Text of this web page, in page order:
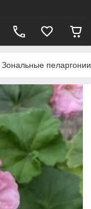
Зональные пеларгонии